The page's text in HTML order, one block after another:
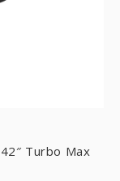
Turbo Max